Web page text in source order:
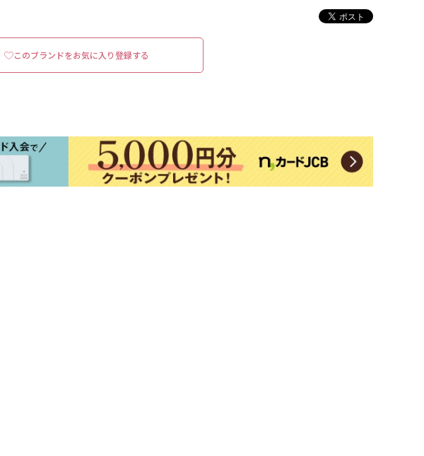
このブランドをお気に入り登録する